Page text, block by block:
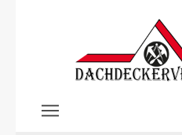
Zum Hauptinhalt springen